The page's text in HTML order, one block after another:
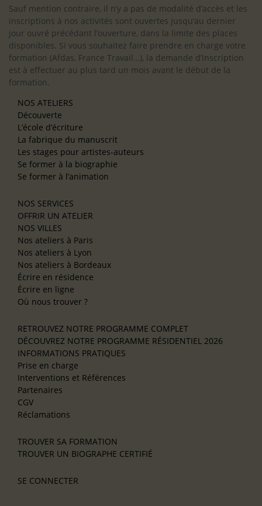
Sauf mention contraire, il n’y a pas de modalité d’accès et les
inscriptions à nos activités sont ouvertes jusqu’au dernier
jour ouvré précédant l’ouverture, dans la limite des places
disponibles. Si vous souhaitez faire prendre en charge votre
formation (Afdas, France Travail…), la demande d’inscription
est à effectuer au plus tard un mois avant le début de la
formation.
NOS ATELIERS
Découverte
L’école d’écriture
La fabrique du manuscrit
Les stages pour artistes-auteurs
Se former à la biographie
Se former à l’animation
NOS SERVICES
OFFRIR UN ATELIER
NOS VILLES
Nos ateliers à Paris
Nos ateliers à Lyon
Nos ateliers à Bordeaux
Écrire en résidence
Écrire en ligne
Où nous trouver ?
RETROUVEZ NOTRE PROGRAMME COMPLET
DÉCOUVREZ NOTRE PROGRAMME RÉSIDENTIEL 2026
INFORMATIONS PRATIQUES
Prise en charge
Interventions et Références
Partenaires
CGV
Réclamations
TROUVER SA FORMATION
TROUVER UN BIOGRAPHE CERTIFIÉ
SE CONNECTER